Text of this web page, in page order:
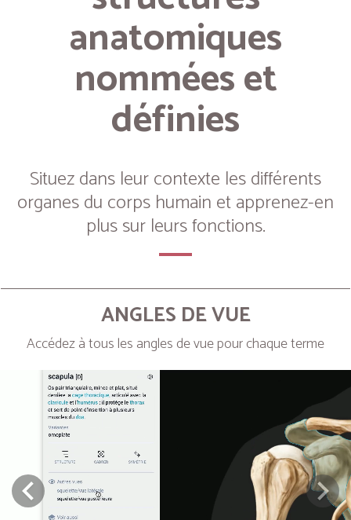
anatomiques
nommées et
définies
Situez dans leur contexte les différents
organes du corps humain et apprenez-en
plus sur leurs fonctions.
ANGLES DE VUE
Accédez à tous les angles de vue pour chaque terme